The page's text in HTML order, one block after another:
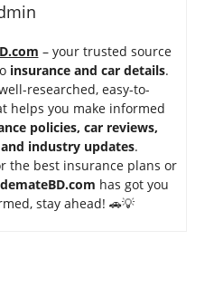
– your trusted source
insurance and car details.
researched, easy-to-
helps you make informed
policies, car reviews,
industry updates.
the best insurance plans or
mateBD.com has got you
stay ahead! 🚗💡